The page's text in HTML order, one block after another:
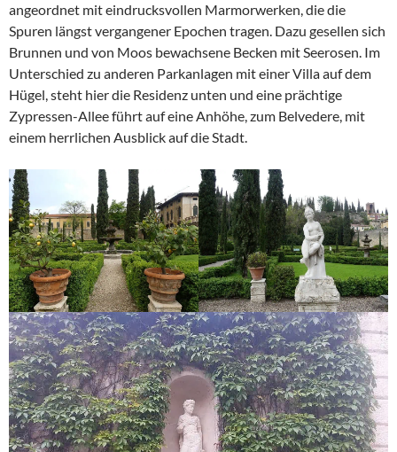
angeordnet mit eindrucksvollen Marmorwerken, die die
Spuren längst vergangener Epochen tragen. Dazu gesellen sich
Brunnen und von Moos bewachsene Becken mit Seerosen. Im
Unterschied zu anderen Parkanlagen mit einer Villa auf dem
Hügel, steht hier die Residenz unten und eine prächtige
Zypressen-Allee führt auf eine Anhöhe, zum Belvedere, mit
einem herrlichen Ausblick auf die Stadt.